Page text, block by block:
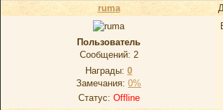
ruma
Пользователь
Сообщений: 2
Награды: 0
Замечания: 0%
Статус: Offline